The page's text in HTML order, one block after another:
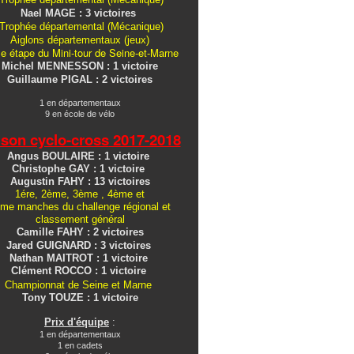
Nael MAGE : 3 victoires
Trophée départemental (Mécanique)
Aiglons départementaux (jeux)
étape du Mini-tour de Seine-et-Marne
Michel MENNESSON : 1 victoire
Guillaume PIGAL : 2 victoires
1 en départementaux
9 en école de vélo
cyclo-cross2017-2018
Angus BOULAIRE : 1 victoire
Christophe GAY : 1 victoire
Augustin FAHY : 13 victoires
1ére, 2ème, 3ème , 4ème et
manches du challenge régional et
classement général
Camille FAHY : 2 victoires
Jared GUIGNARD : 3 victoires
Nathan MAITROT : 1 victoire
Clément ROCCO : 1 victoire
Championnat de Seine et Marne
Tony TOUZE : 1 victoire
Prix d'équipe :
1 en départementaux
1 en cadets